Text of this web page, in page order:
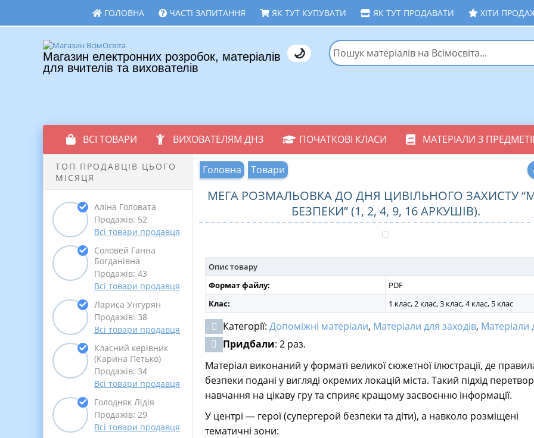
ГОЛОВНА ЧАСТІ ЗАПИТАННЯ ЯК ТУТ КУПУВАТИ ЯК ТУТ ПРОДАВАТИ ХІТИ
Магазин електронних розробок, матеріалів
для вчителів та вихователів
🌙
ВСІ ТОВАРИ ВИХОВАТЕЛЯМ ДНЗ ПОЧАТКОВІ КЛАСИ МАТЕРІАЛИ З
ТОП ПРОДАВЦІВ ЦЬОГО
МІСЯЦЯ
Аліна Головата
Продажів: 52
Всі товари продавця
Соловей Ганна
Богданівна
Продажів: 43
Всі товари продавця
Лариса Унгурян
Продажів: 38
Всі товари продавця
Класний керівник
(Карина Петько)
Продажів: 34
Всі товари продавця
Голодняк Лідія
Продажів: 29
Всі товари продавця
Головна Товари
МЕГА РОЗМАЛЬОВКА ДО ДНЯ ЦИВІЛЬНОГО ЗАХИСТУ
БЕЗПЕКИ” (1, 2, 4, 9, 16 АРКУШІВ).
Опис товару
Формат файлу:
PDF
Клас:
1 клас, 2 клас, 3 клас, 4 клас, 5 клас
Категорії: Допоміжні матеріали, Матеріали для заходів, Матеріали
Придбали: 2 раз.
Матеріал виконаний у форматі великої сюжетної ілюстрації, де
безпеки подані у вигляді окремих локацій міста. Такий підхід
навчання на цікаву гру та сприяє кращому засвоєнню інформації.
У центрі — герої (супергерой безпеки та діти), а навколо розміщені
тематичні зони: